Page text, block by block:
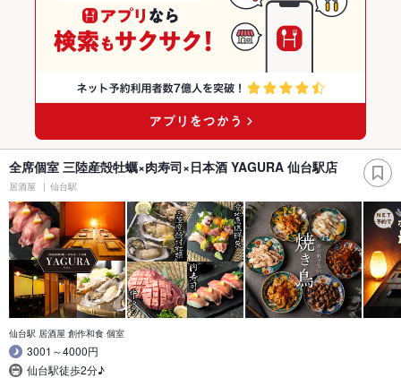
全席個室 三陸産殻牡蠣×肉寿司×日本酒 YAGURA 仙台駅店
居酒屋 仙台駅
仙台駅 居酒屋 創作和食 個室
3001～4000円
仙台駅徒歩2分♪